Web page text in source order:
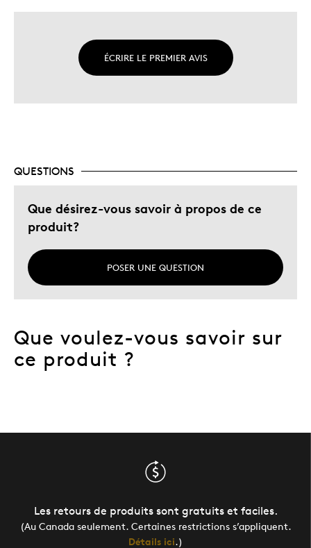
ÉCRIRE LE PREMIER AVIS
QUESTIONS
Que désirez-vous savoir à propos de ce
produit?
POSER UNE QUESTION
Que voulez-vous savoir sur
ce produit ?
Les retours de produits sont gratuits et faciles.
(Au Canada seulement. Certaines restrictions s’appliquent.
Détails ici.)